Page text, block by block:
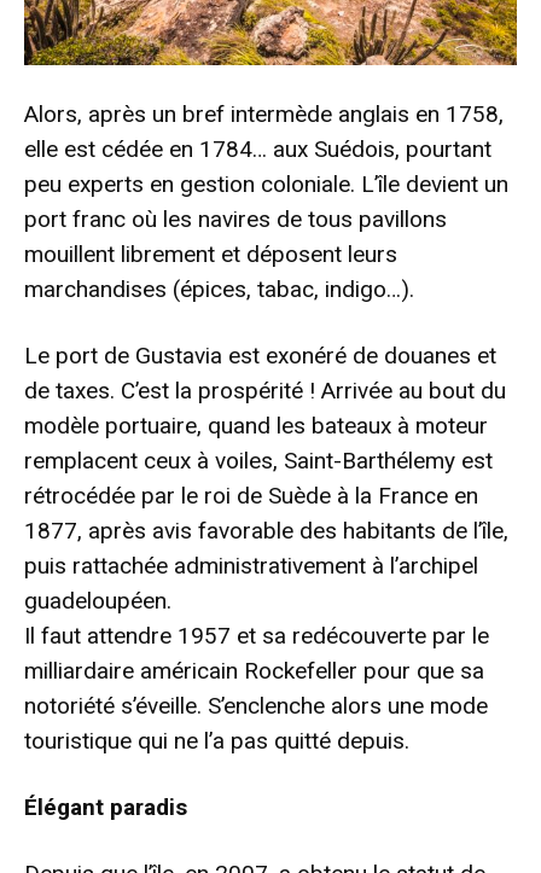
Alors, après un bref intermède anglais en 1758,
elle est cédée en 1784… aux Suédois, pourtant
peu experts en gestion coloniale. L’île devient un
port franc où les navires de tous pavillons
mouillent librement et déposent leurs
marchandises (épices, tabac, indigo…).
Le port de Gustavia est exonéré de douanes et
de taxes. C’est la prospérité ! Arrivée au bout du
modèle portuaire, quand les bateaux à moteur
remplacent ceux à voiles, Saint-Barthélemy est
rétrocédée par le roi de Suède à la France en
1877, après avis favorable des habitants de l’île,
puis rattachée administrativement à l’archipel
guadeloupéen.
Il faut attendre 1957 et sa redécouverte par le
milliardaire américain Rockefeller pour que sa
notoriété s’éveille. S’enclenche alors une mode
touristique qui ne l’a pas quitté depuis.
Élégant paradis